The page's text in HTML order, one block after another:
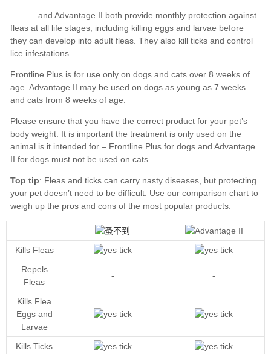
Top tip
our comparison chart
Kills Fleas
Repels
Fleas
- -
Kills Flea
Eggs and
Larvae
Kills Ticks